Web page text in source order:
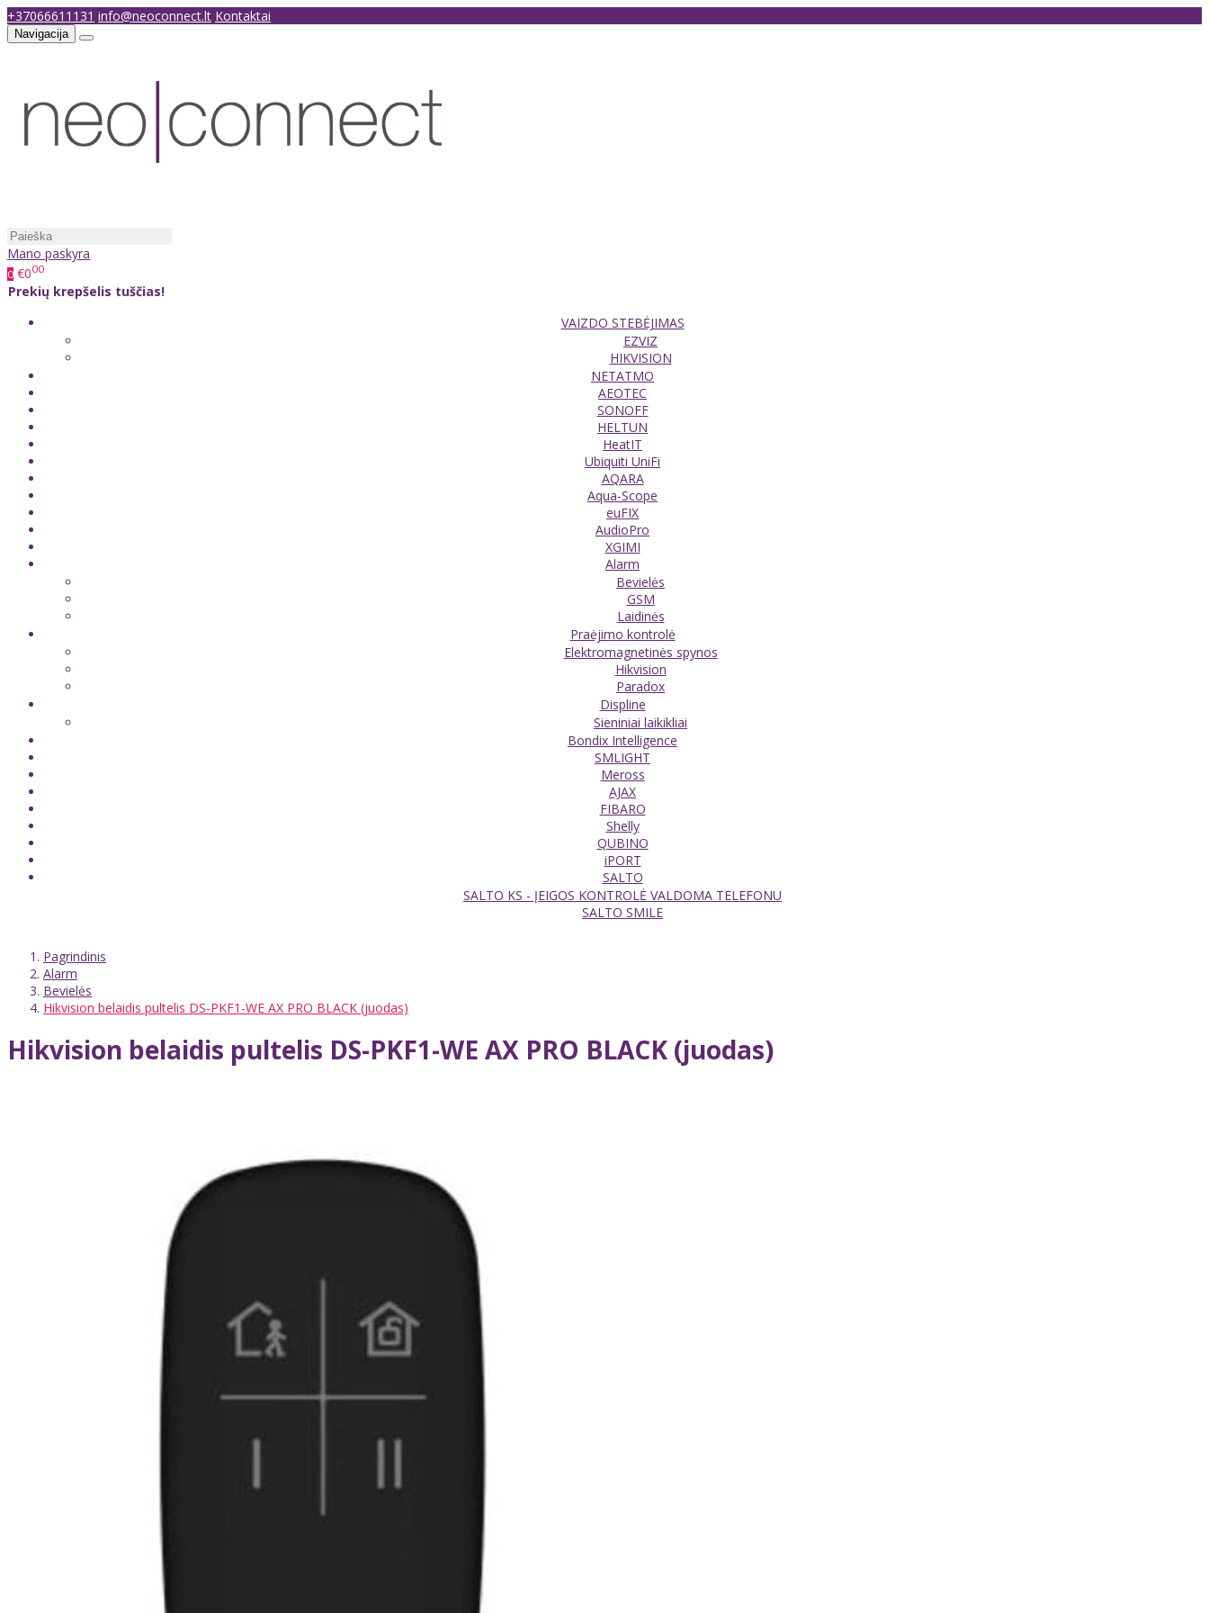
+37066611131 info@neoconnect.lt Kontaktai
Navigacija
Mano paskyra
0 €000
Prekių krepšelis tuščias!
VAIZDO STEBĖJIMAS
EZVIZ
HIKVISION
NETATMO
AEOTEC
SONOFF
HELTUN
HeatIT
Ubiquiti UniFi
AQARA
Aqua-Scope
euFIX
AudioPro
XGIMI
Alarm
Bevielės
GSM
Laidinės
Praėjimo kontrolė
Elektromagnetinės spynos
Hikvision
Paradox
Displine
Sieniniai laikikliai
Bondix Intelligence
SMLIGHT
Meross
AJAX
FIBARO
Shelly
QUBINO
iPORT
SALTO
SALTO KS - ĮEIGOS KONTROLĖ VALDOMA TELEFONU
SALTO SMILE
Pagrindinis
Alarm
Bevielės
Hikvision belaidis pultelis DS-PKF1-WE AX PRO BLACK (juodas)
Hikvision belaidis pultelis DS-PKF1-WE AX PRO BLACK (juodas)